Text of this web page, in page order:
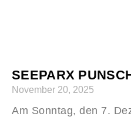
SEEPARX
November 20, 2025
Am Sonntag, den 7.